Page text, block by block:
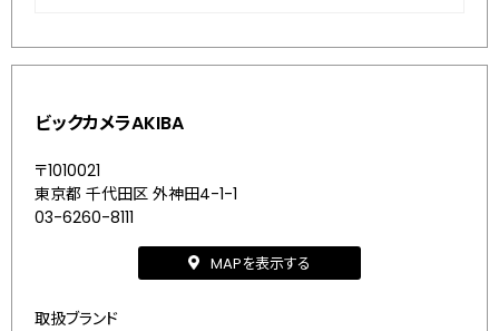
ビックカメラAKIBA
〒1010021
東京都 千代田区 外神田4-1-1
03-6260-8111
MAPを表示する
取扱ブランド